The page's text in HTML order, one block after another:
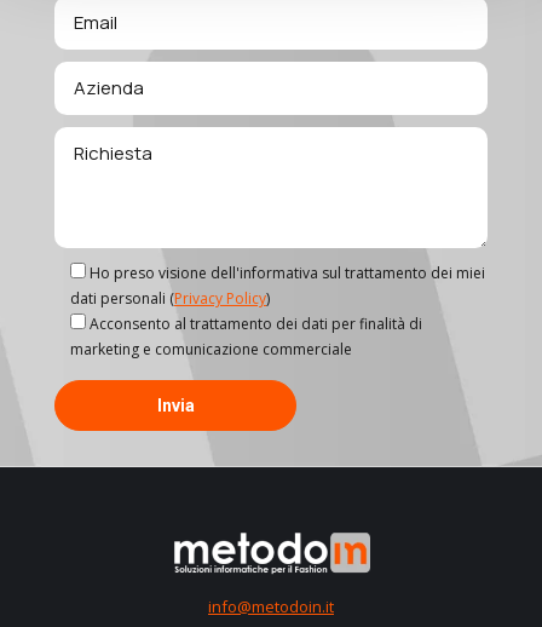
Ho preso visione dell'informativa sul trattamento dei miei
dati personali (Privacy Policy)
Acconsento al trattamento dei dati per finalità di
marketing e comunicazione commerciale
info@metodoin.it